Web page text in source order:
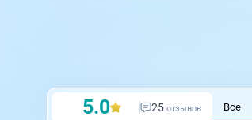
5.0 25 отзывов Все